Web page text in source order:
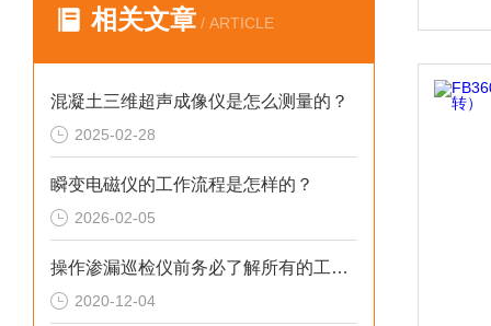
相关文章 / ARTICLE
混凝土三维超声成像仪是怎么测量的？
2025-02-28
瞬变电磁仪的工作流程是怎样的？
2026-02-05
操作渗漏巡检仪前务必了解所有的工作原理
2020-12-04